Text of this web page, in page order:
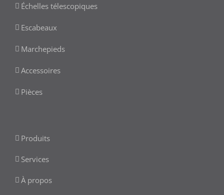
Échelles télescopiques
Escabeaux
Marchepieds
Accessoires
Pièces
Produits
Services
À propos